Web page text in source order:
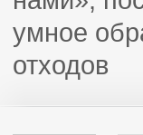
умное
отходов